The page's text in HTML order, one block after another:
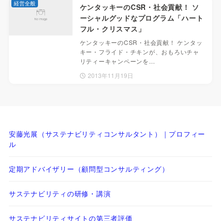
ケンタッキーのCSR・社会貢献！ ソ
ーシャルグッドなプログラム「ハート
フル・クリスマス」
ケンタッキーのCSR・社会貢献！ ケンタッ
キー・フライド・チキンが、おもろいチャ
リティーキャンペーンを…
2013年11月19日
経営全般
安藤光展（サステナビリティコンサルタント）｜プロフィー
ル
定期アドバイザリー（顧問型コンサルティング）
サステナビリティの研修・講演
サステナビリティサイトの第三者評価